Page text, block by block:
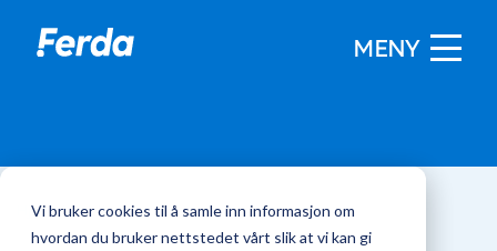
Vi bruker cookies til å samle inn informasjon om
hvordan du bruker nettstedet vårt slik at vi kan gi
MENY
Hjem/Bobiler